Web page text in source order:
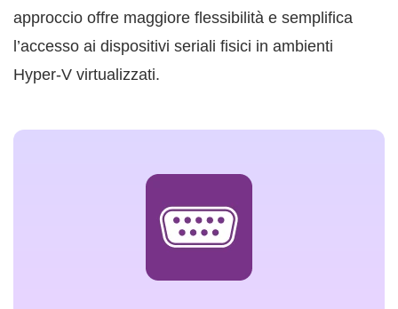
approccio offre maggiore flessibilità e semplifica
l’accesso ai dispositivi seriali fisici in ambienti
Hyper-V virtualizzati.